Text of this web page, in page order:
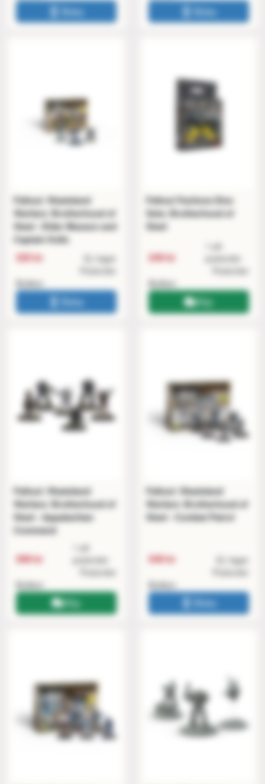
Boka Boka
Fallout: Wasteland
Warfare: Brotherhood of
Steel - Elder Maxson and
Captain Kells
325 kr Ej i lager
Butiken
Boka
Fallout Factions Dice
Sets: Brotherhood of
Steel
249 kr
1 på
postorder
Butiken
Köp
Fallout: Wasteland
Warfare: Brotherhood of
Steel - Appalachian
Command
599 kr
1 på
postorder
Butiken
Postorder
Köp
Fallout: Wasteland
Warfare: Brotherhood of
Steel - Combat Patrol
549 kr Ej i lager
Butiken
Postorder
Boka